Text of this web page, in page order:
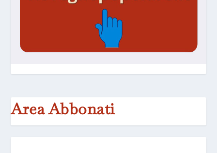
Area Abbonati